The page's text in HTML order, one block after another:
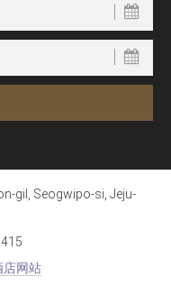
gil, Seogwipo-si, Jeju-
店网站